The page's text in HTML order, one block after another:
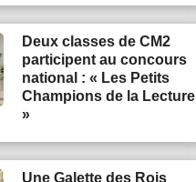
Deux classes de CM2
participent au concours
national : « Les Petits
Champions de la Lecture
»
Une Galette des Rois